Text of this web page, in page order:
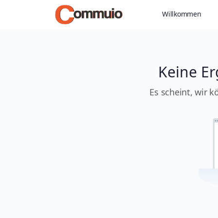
Willkommen
Keine
Es scheint, wir